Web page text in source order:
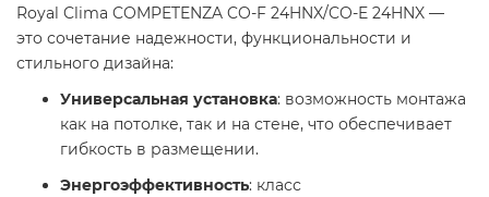
Royal Clima COMPETENZA CO-F 24HNX/CO-E 24HNX —
это сочетание надежности, функциональности и
стильного дизайна:
Универсальная установка: возможность монтажа
как на потолке, так и на стене, что обеспечивает
гибкость в размещении.
Энергоэффективность: класс